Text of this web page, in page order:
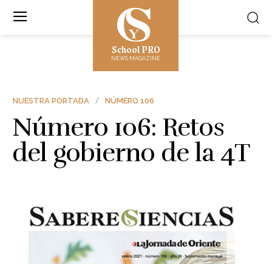
School PRO
NEWS MAGAZINE
NUESTRA PORTADA NÚMERO 106
Número 106: Retos
del gobierno de la 4T